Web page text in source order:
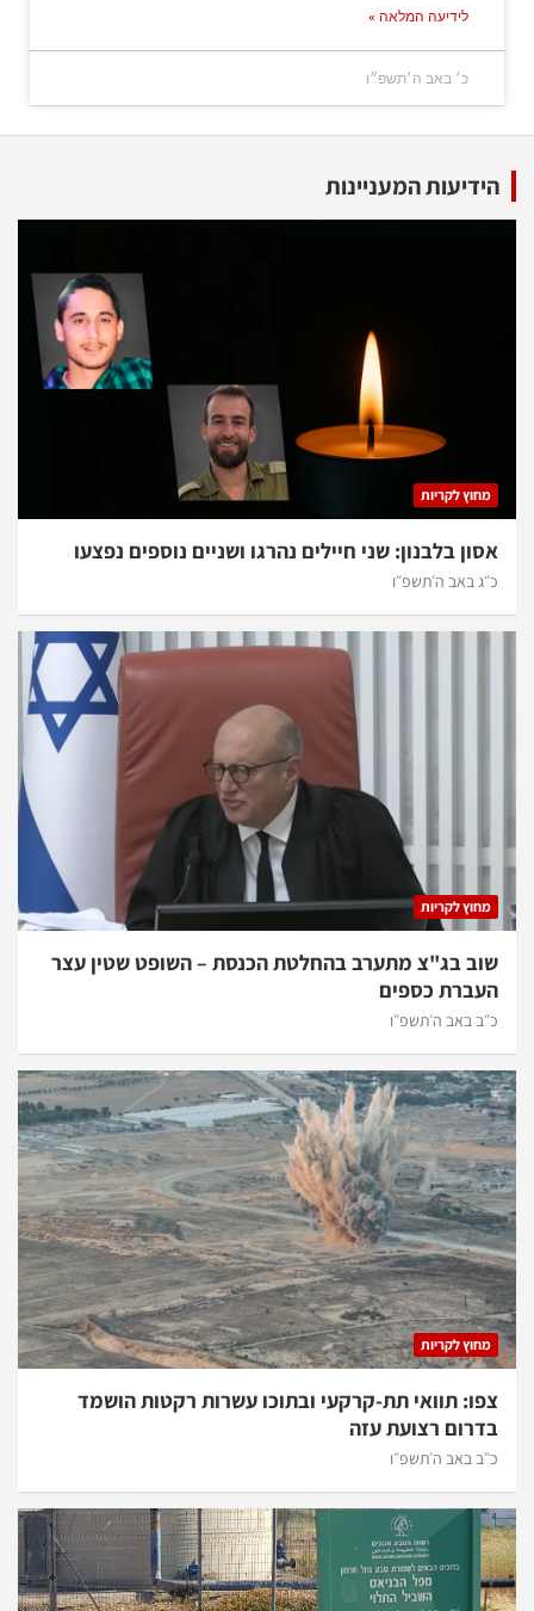
לידיעה המלאה »
כ׳ באב ה׳תשפ״ו
הידיעות המעניינות
מחוץ לקריות
אסון בלבנון: שני חיילים נהרגו ושניים נוספים נפצעו
כ״ג באב ה׳תשפ״ו
מחוץ לקריות
שוב בג"צ מתערב בהחלטת הכנסת – השופט שטין עצר
העברת כספים
כ״ב באב ה׳תשפ״ו
מחוץ לקריות
צפו: תוואי תת-קרקעי ובתוכו עשרות רקטות הושמד
בדרום רצועת עזה
כ״ב באב ה׳תשפ״ו